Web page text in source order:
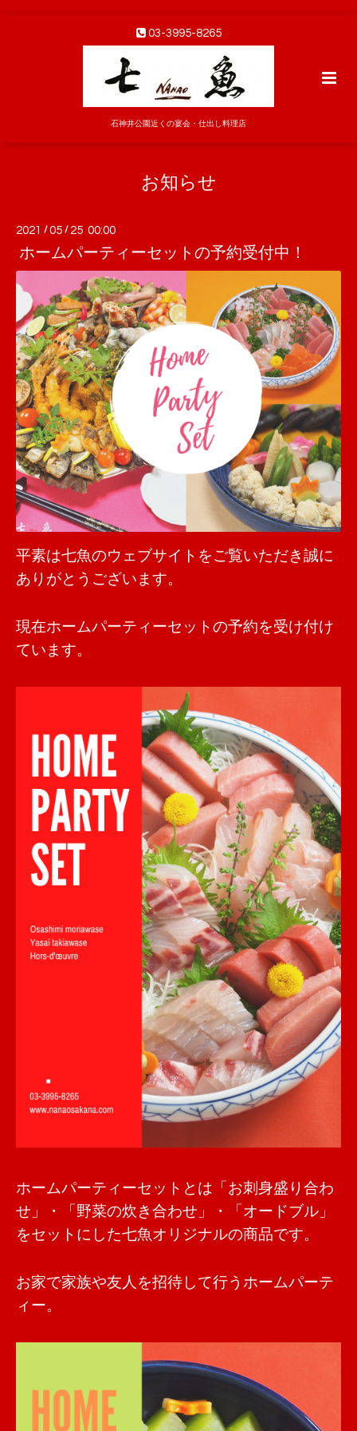
03-3995-8265
石神井公園近くの宴会・仕出し料理店
お知らせ
2021 /05 / 25 00:00
ホームパーティーセットの予約受付中！
平素は七魚のウェブサイトをご覧いただき誠に
ありがとうございます。
現在ホームパーティーセットの予約を受け付け
ています。
ホームパーティーセットとは「お刺身盛り合わ
せ」・「野菜の炊き合わせ」・「オードブル」
をセットにした七魚オリジナルの商品です。
お家で家族や友人を招待して行うホームパーテ
ィー。